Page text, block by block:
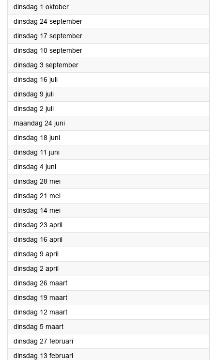
dinsdag 1 oktober2024
dinsdag 24 september2024
dinsdag 17 september2024
dinsdag 10 september2024
dinsdag 3 september2024
dinsdag 16 juli2024
dinsdag 9 juli2024
dinsdag 2 juli2024
maandag 24 juni2024
dinsdag 18 juni2024
dinsdag 11 juni2024
dinsdag 4 juni2024
dinsdag 28 mei2024
dinsdag 21 mei2024
dinsdag 14 mei2024
dinsdag 23 april2024
dinsdag 16 april2024
dinsdag 9 april2024
dinsdag 2 april2024
dinsdag 26 maart2024
dinsdag 19 maart2024
dinsdag 12 maart2024
dinsdag 5 maart2024
dinsdag 27 februari2024
dinsdag 13 februari2024